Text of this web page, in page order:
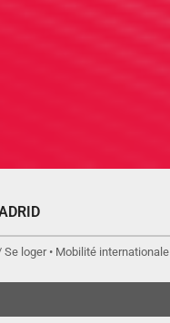
Se loger • Mobilité internationale